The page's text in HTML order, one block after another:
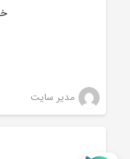
مدیر سایت